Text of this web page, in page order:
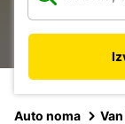
Auto noma